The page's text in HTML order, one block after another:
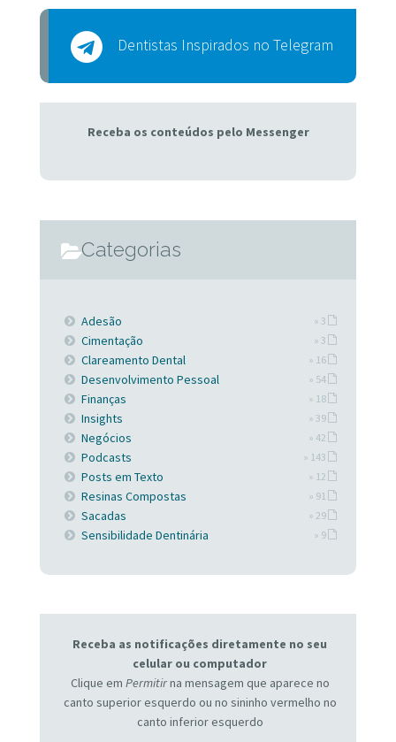
Dentistas Inspirados no Telegram
Receba os conteúdos pelo Messenger
Categorias
Adesão » 3
Cimentação » 3
Clareamento Dental » 16
Desenvolvimento Pessoal » 54
Finanças » 18
Insights » 39
Negócios » 42
Podcasts » 143
Posts em Texto » 12
Resinas Compostas » 91
Sacadas » 29
Sensibilidade Dentinária » 9
Receba as notificações diretamente no seu
celular ou computador
Clique em Permitirna mensagem que aparece no
canto superior esquerdo ou no sininho vermelho no
canto inferior esquerdo